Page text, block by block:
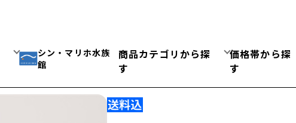
シン・マリホ水族
館
商品カテゴリから探
す
価格帯から探
す